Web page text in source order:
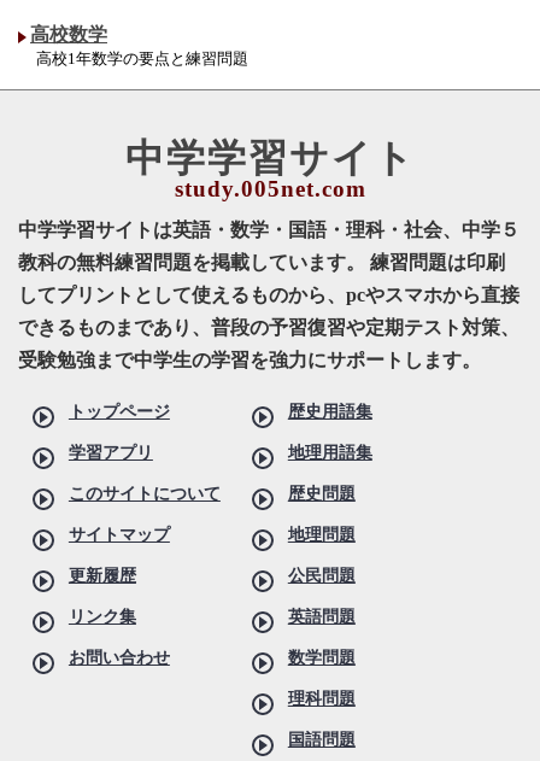
高校数学
高校1年数学の要点と練習問題
中学学習サイト
中学学習サイトは英語・数学・国語・理科・社会、中学５
教科の無料練習問題を掲載しています。 練習問題は印刷
してプリントとして使えるものから、pcやスマホから直接
できるものまであり、普段の予習復習や定期テスト対策、
受験勉強まで中学生の学習を強力にサポートします。
トップページ
学習アプリ
このサイトについて
サイトマップ
更新履歴
リンク集
お問い合わせ
歴史用語集
地理用語集
歴史問題
地理問題
公民問題
英語問題
数学問題
理科問題
国語問題